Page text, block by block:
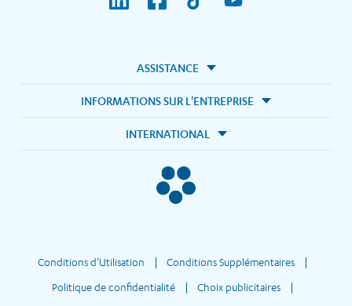
ASSISTANCE
INFORMATIONS SUR L'ENTREPRISE
INTERNATIONAL
Conditions d’Utilisation
Conditions Supplémentaires
Politique de confidentialité
Choix publicitaires